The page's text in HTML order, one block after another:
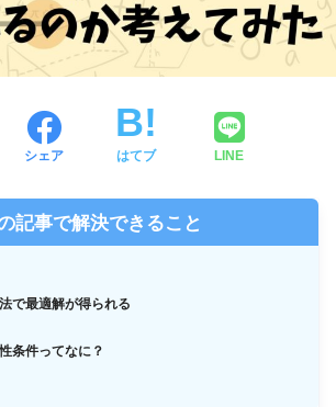
シェア はてブ LINE
記事で解決できること
で最適解が得られる
条件ってなに？